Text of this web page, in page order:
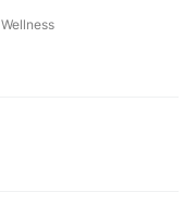
Wellness